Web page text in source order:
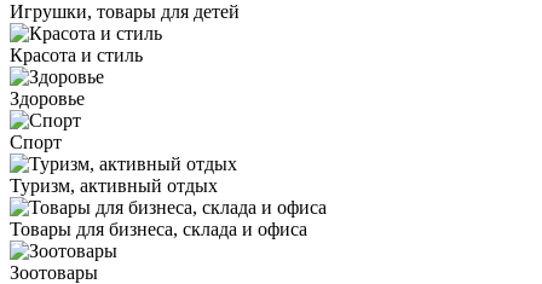
Игрушки, товары для детей
Красота и стиль
Здоровье
Спорт
Туризм, активный отдых
Товары для бизнеса, склада и офиса
Зоотовары